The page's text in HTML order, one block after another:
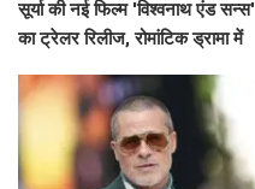
सूर्या की नई फिल्म 'विश्वनाथ एंड सन्स'
का ट्रेलर रिलीज, रोमांटिक ड्रामा में